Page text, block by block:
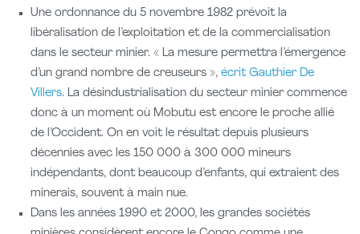
Une ordonnance du 5 novembre 1982 prévoit la
libéralisation de l’exploitation et de la commercialisation
dans le secteur minier. « La mesure permettra l’émergence
d’un grand nombre de creuseurs »,écrit Gauthier De
Villers. La désindustrialisation du secteur minier commence
donc à un moment où Mobutu est encore le proche allié
de l’Occident. On en voit le résultat depuis plusieurs
décennies avec les 150 000 à 300 000 mineurs
indépendants, dont beaucoup d’enfants, qui extraient des
minerais, souvent à main nue.
Dans les années 1990 et 2000, les grandes sociétés